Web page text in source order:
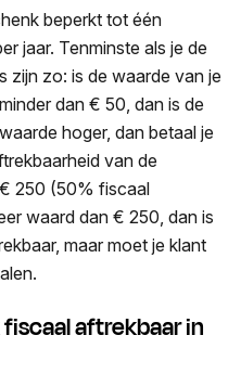
beperkt tot één
jaar. Tenminste als je de
zijn zo: is de waarde van je
dan € 50, dan is de
hoger, dan betaal je
van de
250 (50% fiscaal
waard dan € 250, dan is
maar moet je klant
aftrekbaar in